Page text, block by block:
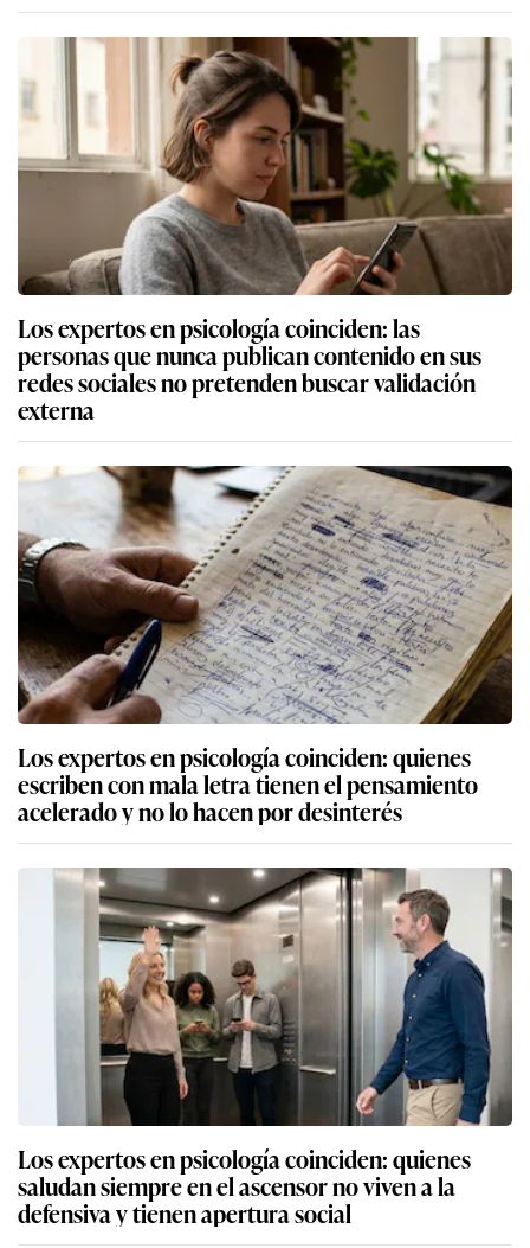
Los expertos en psicología coinciden: las
personas que nunca publican contenido en sus
redes sociales no pretenden buscar validación
externa
Los expertos en psicología coinciden: quienes
escriben con mala letra tienen el pensamiento
acelerado y no lo hacen por desinterés
Los expertos en psicología coinciden: quienes
saludan siempre en el ascensor no viven a la
defensiva y tienen apertura social